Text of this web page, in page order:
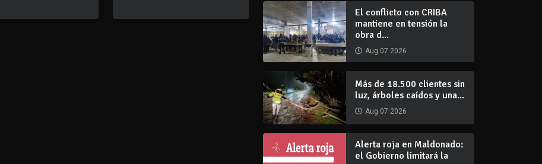
El conflicto con CRIBA
mantiene en tensión la
obra d...
Aug 07 2026
Más de 18.500 clientes sin
luz, árboles caídos y una...
Aug 07 2026
Alerta roja en Maldonado:
el Gobierno limitará la